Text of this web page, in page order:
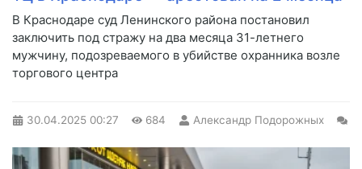
В Краснодаре суд Ленинского района постановил
заключить под стражу на два месяца 31-летнего
мужчину, подозреваемого в убийстве охранника возле
торгового центра
30.04.2025 00:27 684 Александр Подорожных